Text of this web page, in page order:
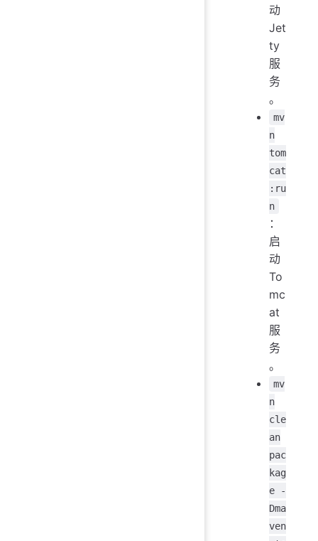
动
Jet
ty
服
务
。
mv
n
tom
cat
:ru
n
：
启
动
To
mc
at
服
务
。
mv
n
cle
an
pac
kag
e -
Dma
ven